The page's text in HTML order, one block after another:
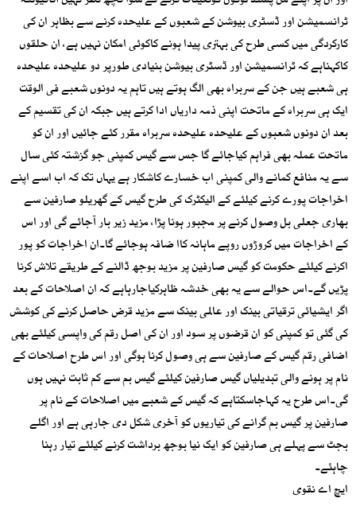
ٹرانسمیشن اور ڈسٹری بیوشن کے شعبوں کے علیحدہ کرنے سے بظاہر ان کی
کارکردگی میں کسی طرح کی بہتری پیدا ہونے کاکوئی امکان نہیں ہے، ان حلقوں
کاکہناہے کہ ٹرانسمیشن اور ڈسٹری بیوشن بنیادی طورپر دو علیحدہ علیحدہ
ہی شعبے ہیں جن کے سربراہ بھی الگ ہوتے ہیں تاہم یہ دونوں شعبے فی الوقت
ایک ہی سربراہ کے ماتحت اپنی ذمہ داریاں ادا کرتے ہیں جبکہ ان کی تقسیم کے
بعد ان دونوں شعبوں کے علیحدہ علیحدہ سربراہ مقرر کئے جائیں اور ان کو
ماتحت عملہ بھی فراہم کیاجائے گا جس سے گیس کمپنی جو گزشتہ کئی سال
سے یہ منافع کمانے والی کمپنی اب خسارے کاشکار ہے یہاں تک کہ اب اسے اپنے
اخراجات پورے کرنے کیلئے کے الیکٹرک کی طرح گیس کے گھریلو صارفین سے
بھاری جعلی بل وصول کرنے پر مجبور ہونا پڑا، مزید زیر بار آجائے گی اور اس
کے اخراجات میں کروڑوں روپے ماہانہ کاا ضافہ ہوجائے گا۔ان اخراجات کو پور
اکرنے کیلئے حکومت کو گیس صارفین پر مزید بوجھ ڈالنے کے طریقے تلاش کرنا
پڑیں گے۔اس حوالے سے یہ بھی خدشہ ظاہرکیاجارہاہے کہ ان اصلاحات کے بعد
اگر ایشیائی ترقیاتی بینک اور عالمی بینک سے مزید قرض حاصل کرنے کی کوشش
کی گئی تو کمپنی کو ان قرضوں پر سود اور ان کی اصل رقم کی واپسی کیلئے بھی
اضافی رقم گیس کے صارفین سے ہی وصول کرنا ہوگی اور اس طرح اصلاحات کے
نام پر ہونے والی تبدیلیاں گیس صارفین کیلئے گیس بم سے کم ثابت نہیں ہوں
گی۔اس طرح یہ کہاجاسکتاہے کہ گیس کے شعبے میں اصلاحات کے نام پر
صارفین پر گیس بم گرانے کی تیاریوں کو آخری شکل دی جارہی ہے اور اگلے
بجٹ سے پہلے ہی صارفین کو ایک نیا بوجھ برداشت کرنے کیلئے تیار رہنا
چاہئے۔
ایچ اے نقوی